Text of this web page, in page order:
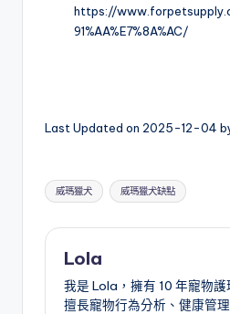
https://
91%AA%E7%8A%AC/
Last Updated on 2025-12-04
Tags:
威瑪獵犬 威瑪獵犬缺點
Lola
我是 Lola，擁有 10 年寵物護
擅長寵物行為分析、健康管